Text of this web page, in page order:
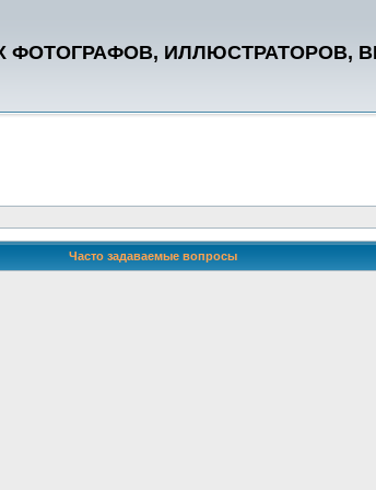
ФОТОГРАФОВ, ИЛЛЮСТРАТОРОВ,
Часто задаваемые вопросы